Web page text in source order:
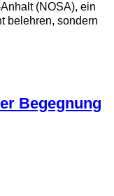
(NOSA), ein
belehren, sondern
Begegnung